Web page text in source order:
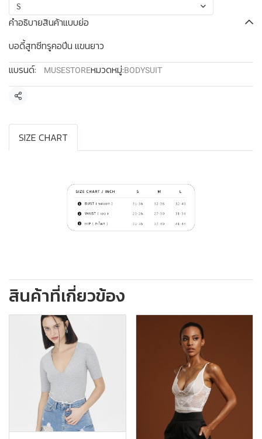
S
คำอธิบายสินค้าแบบย่อ
บอดี้สูทซีทรูคอปีน แขนยาว
แบรนด์:
MUSESTOREหมวดหมู่:BODYSUIT
แชร์
SIZE CHART
สินค้าที่เกี่ยวข้อง